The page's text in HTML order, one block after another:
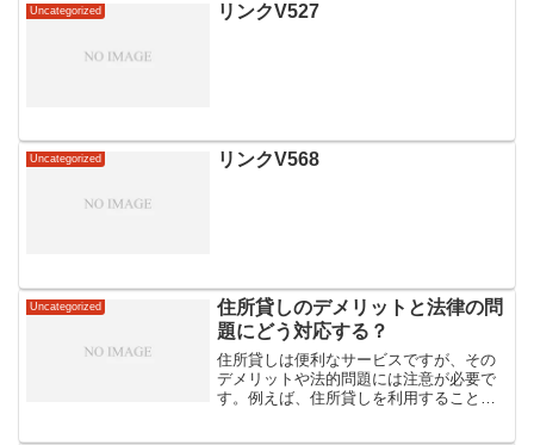
Uncategorized リンクV527
Uncategorized リンクV568
Uncategorized
住所貸しのデメリットと法律の問
題にどう対応する？
住所貸しは便利なサービスですが、その
デメリットや法的問題には注意が必要で
す。例えば、住所貸しを利用すること